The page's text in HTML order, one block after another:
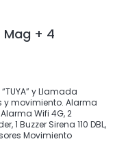
Mag + 4
y Llamada
y movimiento. Alarma
Wifi 4G, 2
1 Buzzer Sirena 110 DBL,
Movimiento